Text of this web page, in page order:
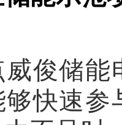
俊储能
快速参